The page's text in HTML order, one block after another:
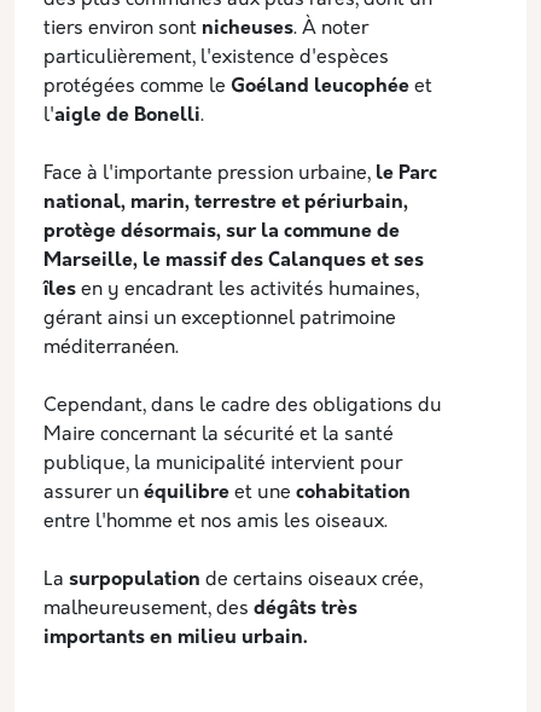
tiers environ sont nicheuses. À noter
particulièrement, l'existence d'espèces
protégées comme le Goéland leucophée et
l'aigle de Bonelli.
Face à l'importante pression urbaine, le Parc
national, marin, terrestre et périurbain,
protège désormais, sur la commune de
Marseille, le massif des Calanques et ses
îles en y encadrant les activités humaines,
gérant ainsi un exceptionnel patrimoine
méditerranéen.
Cependant, dans le cadre des obligations du
Maire concernant la sécurité et la santé
publique, la municipalité intervient pour
assurer un équilibre et une cohabitation
entre l'homme et nos amis les oiseaux.
La surpopulation de certains oiseaux crée,
malheureusement, des dégâts très
importants en milieu urbain.